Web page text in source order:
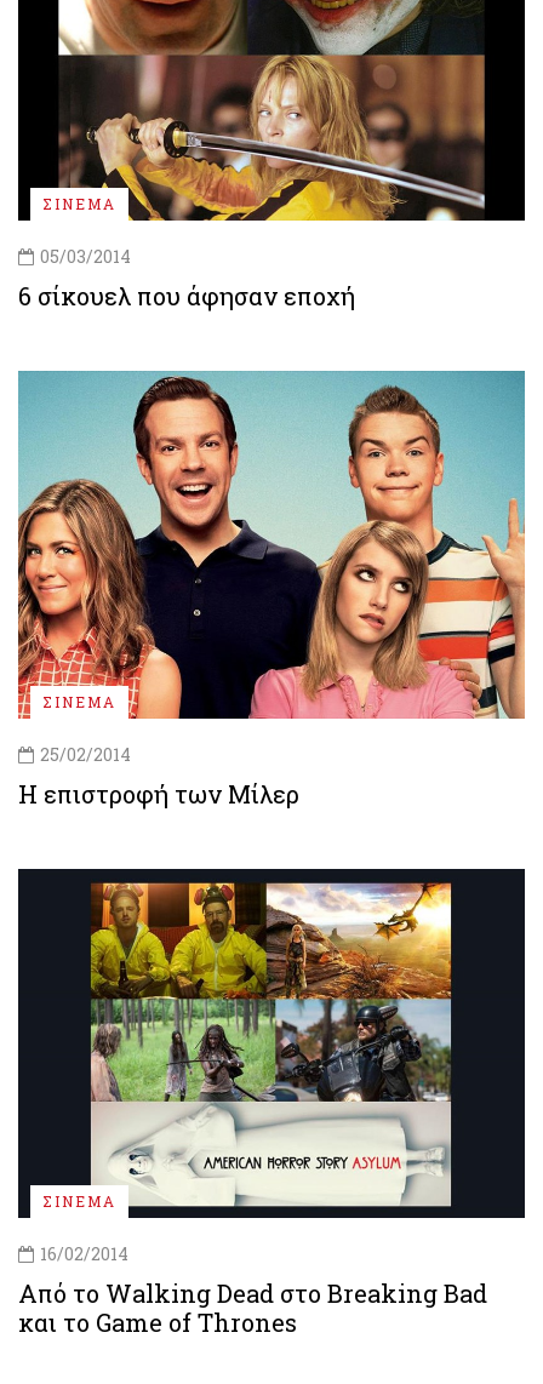
ΣΙΝΕΜΑ
05/03/2014
6 σίκουελ που άφησαν εποχή
ΣΙΝΕΜΑ
25/02/2014
Η επιστροφή των Μίλερ
ΣΙΝΕΜΑ
16/02/2014
Από το Walking Dead στο Breaking Bad
και το Game of Thrones